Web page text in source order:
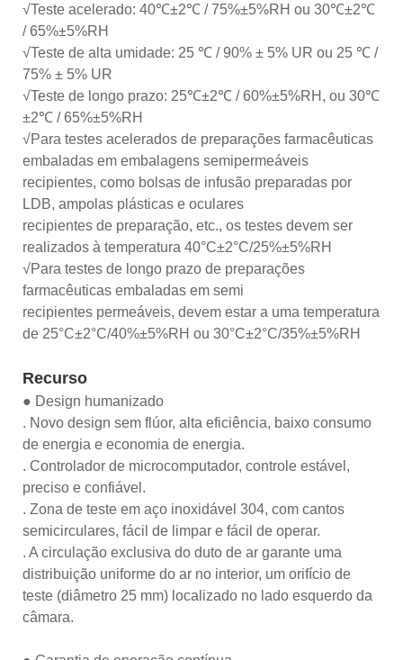
√Teste acelerado: 40℃±2℃ / 75%±5%RH ou 30℃±2℃
/ 65%±5%RH
√Teste de alta umidade: 25 ℃ / 90% ± 5% UR ou 25 ℃ /
75% ± 5% UR
√Teste de longo prazo: 25℃±2℃ / 60%±5%RH, ou 30℃
±2℃ / 65%±5%RH
√Para testes acelerados de preparações farmacêuticas
embaladas em embalagens semipermeáveis
recipientes, como bolsas de infusão preparadas por
LDB, ampolas plásticas e oculares
recipientes de preparação, etc., os testes devem ser
realizados à temperatura 40°C±2°C/25%±5%RH
√Para testes de longo prazo de preparações
farmacêuticas embaladas em semi
recipientes permeáveis, devem estar a uma temperatura
de 25°C±2°C/40%±5%RH ou 30°C±2°C/35%±5%RH
Recurso
● Design humanizado
. Novo design sem flúor, alta eficiência, baixo consumo
de energia e economia de energia.
. Controlador de microcomputador, controle estável,
preciso e confiável.
. Zona de teste em aço inoxidável 304, com cantos
semicirculares, fácil de limpar e fácil de operar.
. A circulação exclusiva do duto de ar garante uma
distribuição uniforme do ar no interior, um orifício de
teste (diâmetro 25 mm) localizado no lado esquerdo da
câmara.